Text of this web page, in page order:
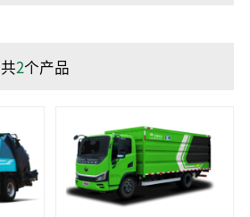
共2个产品